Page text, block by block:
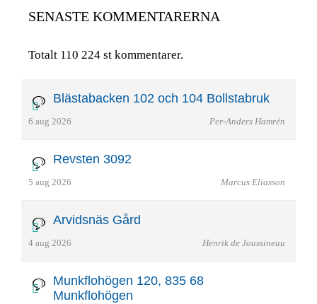
SENASTE KOMMENTARERNA
Totalt 110 224 st kommentarer.
Blästabacken 102 och 104 Bollstabruk
6 aug 2026 Per-Anders Hamrén
Revsten 3092
5 aug 2026 Marcus Eliasson
Arvidsnäs Gård
4 aug 2026 Henrik de Joussineau
Munkflohögen 120, 835 68
Munkflohögen